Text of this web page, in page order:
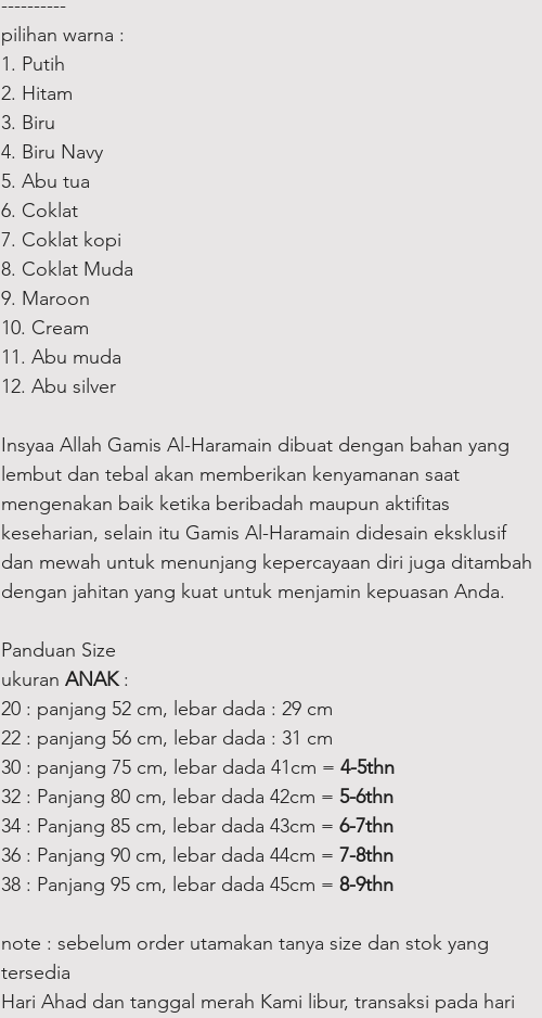
----------
pilihan warna :
1. Putih
2. Hitam
3. Biru
4. Biru Navy
5. Abu tua
6. Coklat
7. Coklat kopi
8. Coklat Muda
9. Maroon
10. Cream
11. Abu muda
12. Abu silver
Insyaa Allah Gamis Al-Haramain dibuat dengan bahan yang
lembut dan tebal akan memberikan kenyamanan saat
mengenakan baik ketika beribadah maupun aktifitas
keseharian, selain itu Gamis Al-Haramain didesain eksklusif
dan mewah untuk menunjang kepercayaan diri juga ditambah
dengan jahitan yang kuat untuk menjamin kepuasan Anda.
Panduan Size
ukuran ANAK:
20 : panjang 52 cm, lebar dada : 29 cm
22 : panjang 56 cm, lebar dada : 31 cm
30 : panjang 75 cm, lebar dada 41cm = 4-5thn
32 : Panjang 80 cm, lebar dada 42cm = 5-6thn
34 : Panjang 85 cm, lebar dada 43cm = 6-7thn
36 : Panjang 90 cm, lebar dada 44cm = 7-8thn
38 : Panjang 95 cm, lebar dada 45cm = 8-9thn
note : sebelum order utamakan tanya size dan stok yang
tersedia
Hari Ahad dan tanggal merah Kami libur, transaksi pada hari